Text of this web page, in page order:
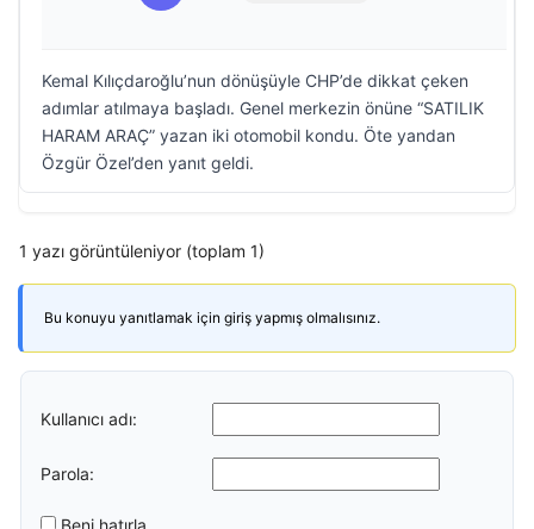
Kemal Kılıçdaroğlu’nun dönüşüyle CHP’de dikkat çeken
adımlar atılmaya başladı. Genel merkezin önüne “SATILIK
HARAM ARAÇ” yazan iki otomobil kondu. Öte yandan
Özgür Özel’den yanıt geldi.
1 yazı görüntüleniyor (toplam 1)
Bu konuyu yanıtlamak için giriş yapmış olmalısınız.
Kullanıcı adı:
Parola:
Beni hatırla